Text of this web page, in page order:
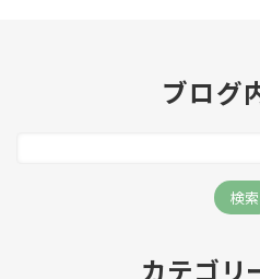
ブログ
カテゴリ